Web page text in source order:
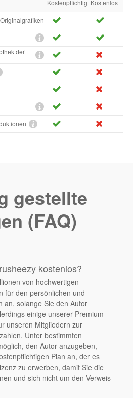
Kostenpflichtig Kostenlos
der
gestellte
(FAQ)
kostenlos?
von hochwertigen
für den persönlichen und
an, solange Sie den Autor
einige unserer Premium-
unseren Mitgliedern zur
Unter bestimmten
den Autor anzugeben,
Plan an, der es
zu erwerben, damit Sie die
und sich nicht um den Verweis